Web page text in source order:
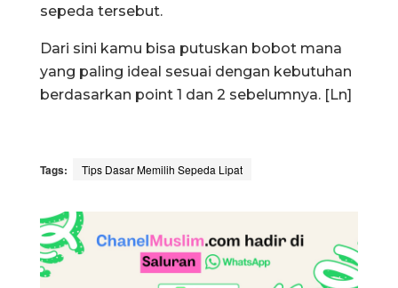
sepeda tersebut.
Dari sini kamu bisa putuskan bobot mana
yang paling ideal sesuai dengan kebutuhan
berdasarkan point 1 dan 2 sebelumnya. [Ln]
Tags: Tips Dasar Memilih Sepeda Lipat